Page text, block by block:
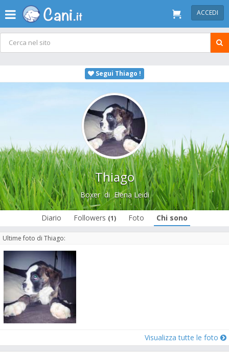
ACCEDI
Segui Thiago !
Thiago
BoxerdiElena Leidi
Diario Followers (1) Foto Chi sono
Ultime foto di Thiago:
Visualizza tutte le foto